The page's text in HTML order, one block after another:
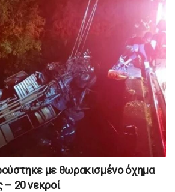
με θωρακισμένο όχημα
20 νεκροί